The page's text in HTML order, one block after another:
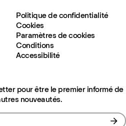
Politique de confidentialité
Cookies
Paramètres de cookies
Conditions
Accessibilité
pour être le premier informé de
nouveautés.